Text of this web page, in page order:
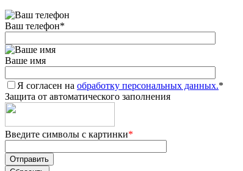
Ваш телефон*
Ваше имя
Я согласен на обработку персональных данных.*
Защита от автоматического заполнения
Введите символы с картинки*